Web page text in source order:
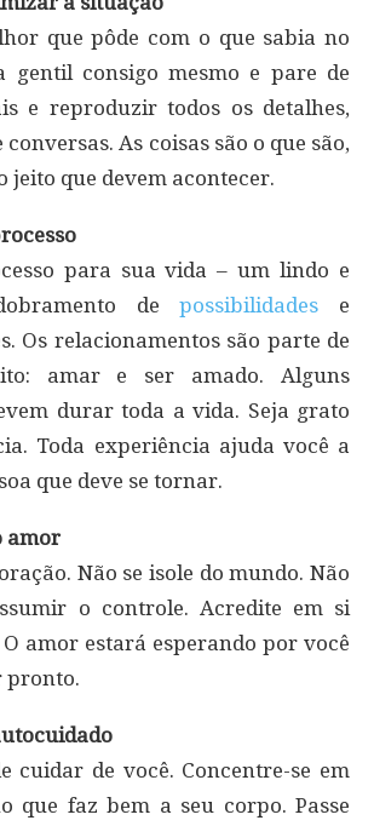
que pôde com o que sabia no
gentil consigo mesmo e pare de
e reproduzir todos os detalhes,
As coisas são o que são,
jeito que devem acontecer.
para sua vida – um lindo e
depossibilidades e
Os relacionamentos são parte de
amar e ser amado. Alguns
durar toda a vida. Seja grato
Toda experiência ajuda você a
que deve se tornar.
amor
Não se isole do mundo. Não
o controle. Acredite em si
O amor estará esperando por você
pronto.
cuidar de você. Concentre-se em
que faz bem a seu corpo. Passe